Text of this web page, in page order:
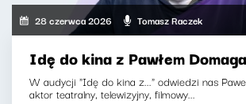
28 czerwca 2026 Tomasz Raczek
Idę do kina z Pawłem
W audycji "Idę do kina z..." odwiedzi nas
aktor teatralny, telewizyjny, filmowy...